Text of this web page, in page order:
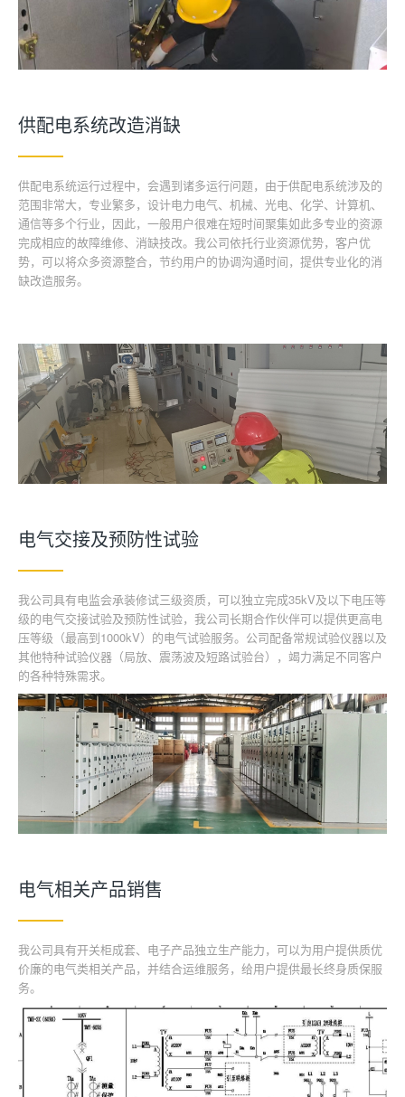
供配电系统改造消缺
供配电系统运行过程中，会遇到诸多运行问题，由于供配电系统涉及的
范围非常大，专业繁多，设计电力电气、机械、光电、化学、计算机、
通信等多个行业，因此，一般用户很难在短时间聚集如此多专业的资源
完成相应的故障维修、消缺技改。我公司依托行业资源优势，客户优
势，可以将众多资源整合，节约用户的协调沟通时间，提供专业化的消
缺改造服务。
电气交接及预防性试验
我公司具有电监会承装修试三级资质，可以独立完成35kV及以下电压等
级的电气交接试验及预防性试验，我公司长期合作伙伴可以提供更高电
压等级（最高到1000kV）的电气试验服务。公司配备常规试验仪器以及
其他特种试验仪器（局放、震荡波及短路试验台），竭力满足不同客户
的各种特殊需求。
电气相关产品销售
我公司具有开关柜成套、电子产品独立生产能力，可以为用户提供质优
价廉的电气类相关产品，并结合运维服务，给用户提供最长终身质保服
务。